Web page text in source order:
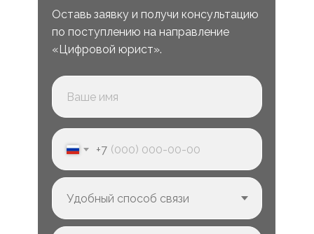
Оставь заявку и получи консультацию
по поступлению на направление
«Цифровой юрист».
+7